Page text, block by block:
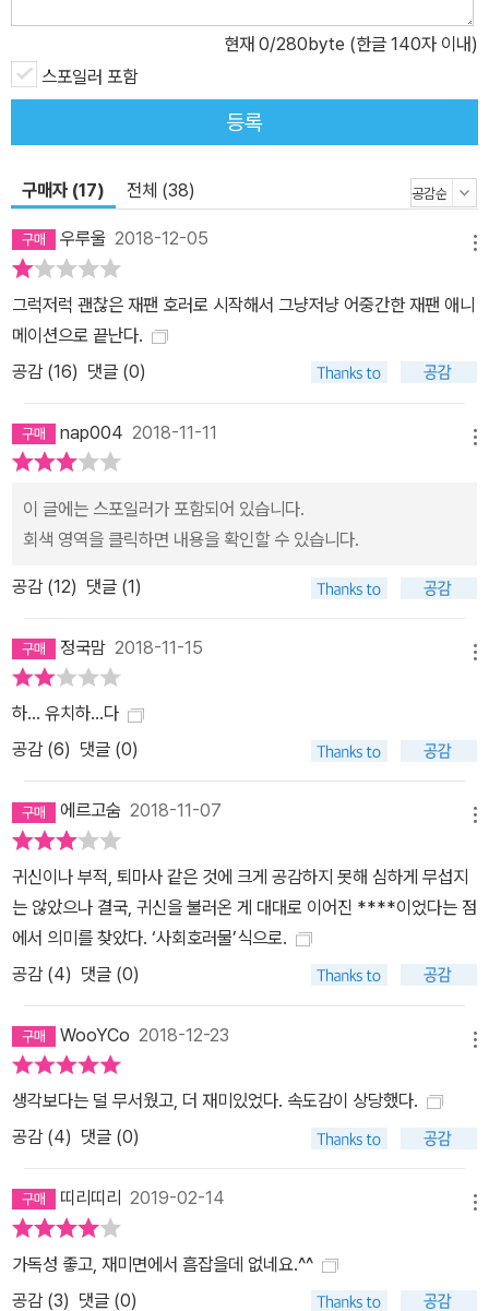
코토라는 영매사를 소개해준다. 하지만 그녀는 보기왕이 사람의 상상
을 아득히 초월한 존재이며, 부인과 아이에게 다정하게 대해주면 오
지 않을 것이라는 알 수 없는 대책을 내놓는다. 그 후 노자키와 마코토
는 조사를 겸해 일주일에 한 번씩 히데키 부부의 집을 방문하기로 한
‘그것’이 너무나 끔찍한 존재임을 감지한다. 멀리 떨어져 있던 ‘보기
왕’이 지금 바로 여기에 와 있는 것이다……. 딩동. 초인종이 울린다.
대답하면 안 된다. 문을 열어줘도 안 된다. 절대, 안으로 들어오게 해
서는 안 된다. ……그것이 온다. 한 사람의 평범한 샐러리맨 ‘다하라 히
데키’의 일상에 갑작스레 등장한 ‘보기왕’. 정체가 무엇인지 명백히 드
다. 파워풀하고 흉폭한 데다 집념도 강하고, 게다가 만날 때마다 지혜
먹거나, 반격으로 죽음에 이르기까지 한다. 이 ‘보기왕’이라는 네이밍
은 보는 것만으로는 의미를 전혀 알 수 없을 정도로 섬뜩함을 불러일
으킨다. 『보기왕이 온다』와 같은 인물들이 등장하는 시리즈인 『즈우
노메 인형』의 ‘즈우노메’, 『시시리바의 집』의 ‘시시리바’, 『나도라키의
을 조성하는 것이 특기이고, 이것은 그만이 가진 독자적인 강점이라
어 있는데, 어떤 인물도 완전히 다른 인상을 풍기며 독자에게 커다란
충격을 안겨준다. 또한 ‘보기왕’의 정체를 풀기 위해 해외에까지 거슬
러 올라가는 민속학적 고찰은 실재한다는 착각을 불러일으킬 정도로
설득력이 있다. 주관과 객관의 격차를 이용한 반전, 고래의 전승과 현
대의 보편적인 문제, 나아가서는 수수께끼에 싸인 ‘보기왕’의 정체에
다가간다. 이런 의외성이 번득이는 연출은 작가가 호러만이 아니라
미스터리 기법도 체득하고 있음을 방증한다. 사람의 마음에 생겨나는
틈을 ‘호러’라는 장르를 통해 탁월하게 연출해낸 사와무라 이치, 그는
어렸을 때부터 괴담이나 호러를 좋아해서 닥치는 대로 읽고 보고 들
었다고 한다. 그러다 보니 자연스럽게 ‘공포란 무엇인가?’에 대해 생
각할 수밖에 없었다. 그리고 처음 쓴 장편이라고는 믿을 수 없는 구성
로 만들었음을 증명하고 있다. 데뷔 시점에서 이미 노련하다는 인상
을 준 작가가 앞으로 얼마나 무시무시한 작가로 변해갈지 자못 기대
어떤 반응을 보였느냐라는 것이다. 그리고 그는 이 작품을 통해 극한
의 공포를 선보인다. 치밀한 구성과 뛰어난 표현력을 마음껏 구사해
왕은 어떻게 태어나게 되었을까? 이 책을 덮고 나서 만약 초인종 소
리가 울린다면 과연 여러분은 나갈 수 있을까…….” _ 옮긴이의 말 #
사와무라이치, #澤村伊智, #보기왕이온다, #ぼぎわんが来る, #
공포소설, #호러소설, #데뷔작, #일본호러소설대상, #대상수상작, #
현재 0/280byte (한글 140자 이내)
스포일러 포함
등록
구매자 (17) 전체 (38)
우루울 2018-12-05
그럭저럭 괜찮은 재팬 호러로 시작해서 그냥저냥 어중간한 재팬 애니
메이션으로 끝난다.
공감 (16) 댓글 (0)
nap004 2018-11-11
이 글에는 스포일러가 포함되어 있습니다.
회색 영역을 클릭하면 내용을 확인할 수 있습니다.
공감 (12) 댓글 (1)
정국맘 2018-11-15
하... 유치하...다
공감 (6) 댓글 (0)
에르고숨 2018-11-07
귀신이나 부적, 퇴마사 같은 것에 크게 공감하지 못해 심하게 무섭지
는 않았으나 결국, 귀신을 불러온 게 대대로 이어진 ****이었다는 점
에서 의미를 찾았다. ‘사회호러물’식으로.
공감 (4) 댓글 (0)
WooYCo 2018-12-23
생각보다는 덜 무서웠고, 더 재미있었다. 속도감이 상당했다.
공감 (4) 댓글 (0)
띠리띠리 2019-02-14
가독성 좋고, 재미면에서 흠잡을데 없네요.^^
공감 (3) 댓글 (0)